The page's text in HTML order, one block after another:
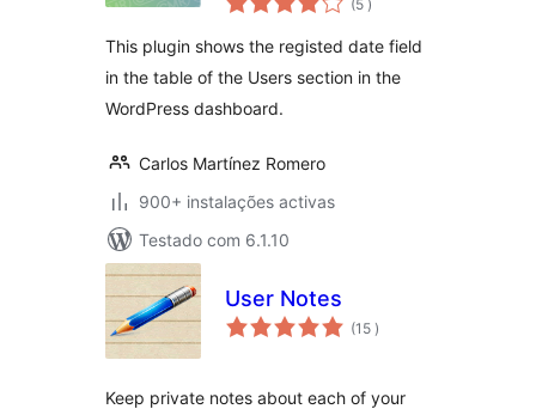
(5 )
This plugin shows the registed date field
in the table of the Users section in the
WordPress dashboard.
Carlos Martínez Romero
900+ instalações activas
Testado com 6.1.10
User Notes
(15 classificações
)
Keep private notes about each of your